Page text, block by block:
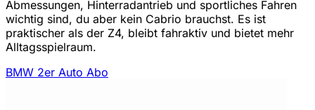
Abmessungen, Hinterradantrieb und sportliches Fahren
wichtig sind, du aber kein Cabrio brauchst. Es ist
praktischer als der Z4, bleibt fahraktiv und bietet mehr
Alltagsspielraum.
BMW 2er Auto Abo